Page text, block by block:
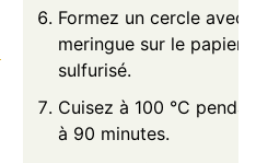
Formez un cercle avec
meringue sur le papier
sulfurisé.
Cuisez à 100 °C
à 90 minutes.